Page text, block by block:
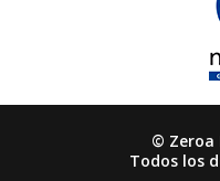
© Zeroa
Todos los